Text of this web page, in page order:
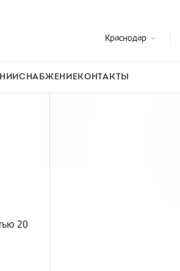
Краснодар
СНАБЖЕНИЕКОНТАКТЫ
20